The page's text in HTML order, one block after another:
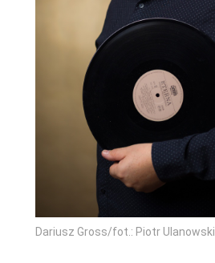
Dariusz Gross/fot.: Piotr Ulanowski